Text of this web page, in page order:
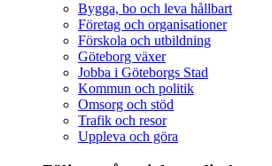
Bygga, bo och leva hållbart
Företag och organisationer
Förskola och utbildning
Göteborg växer
Jobba i Göteborgs Stad
Kommun och politik
Omsorg och stöd
Trafik och resor
Uppleva och göra